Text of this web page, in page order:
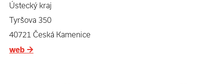
Ústecký kraj
Tyršova 350
40721 Česká Kamenice
web →